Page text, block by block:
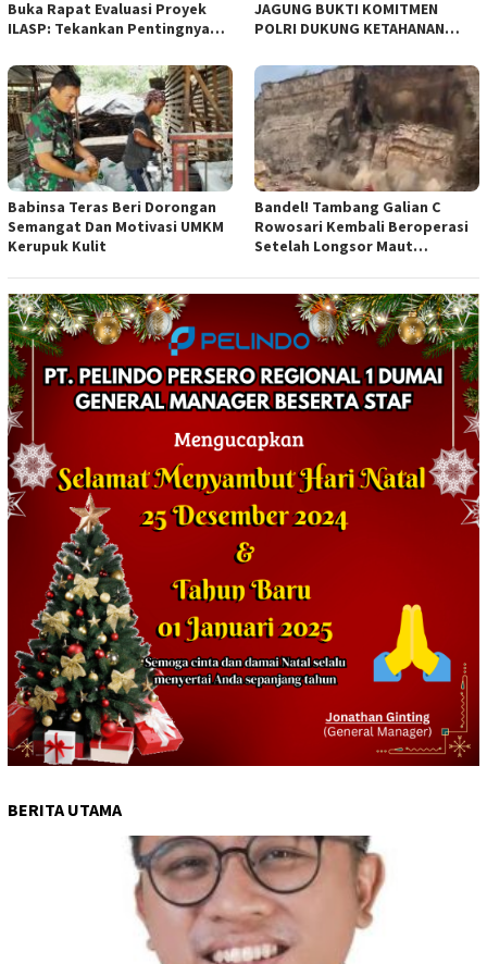
Buka Rapat Evaluasi Proyek
ILASP: Tekankan Pentingnya
Anggaran
JAGUNG BUKTI KOMITMEN
POLRI DUKUNG KETAHANAN
Babinsa Teras Beri Dorongan
Semangat Dan Motivasi UMKM
Kerupuk Kulit
Bandel! Tambang Galian C
Rowosari Kembali Beroperasi
Setelah Longsor Maut
BERITA UTAMA